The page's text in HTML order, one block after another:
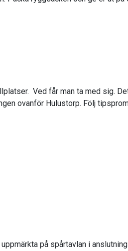
Ved får man ta med sig.
ovanför Hulustorp. Följ
på spårtavlan i